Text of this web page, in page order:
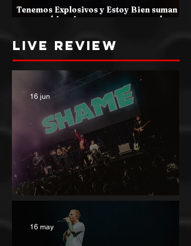
Tenemos Explosivos y Estoy Bien suman
nuevas ubicaciones para su esperado
LIVE REVIEW
16 jun
16 may